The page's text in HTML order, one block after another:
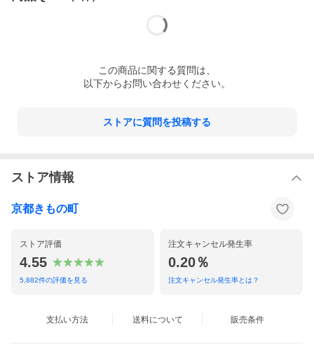
この商品に関する質問は、
以下からお問い合わせください。
ストアに質問を投稿する
ストア情報
京都きもの町
ストア評価
4.55
5,882件の評価を見る
注文キャンセル発生率
0.20％
注文キャンセル発生率とは？
支払い方法 送料について 販売条件